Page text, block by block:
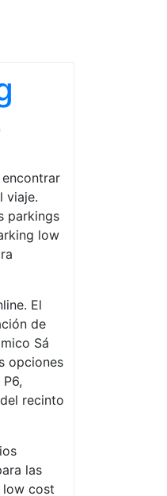
viaje.
parkings
low
El
de
Sá
opciones
recinto
las
low cost